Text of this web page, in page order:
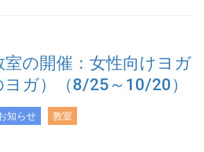
の開催：女性向けヨガ
ガ）（8/25～10/20）
知らせ 教室